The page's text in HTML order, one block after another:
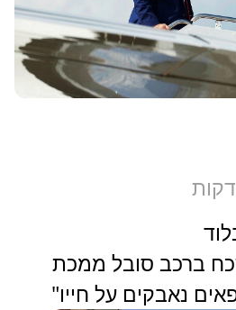
ברכב סובל ממכת
נאבקים על חייו"